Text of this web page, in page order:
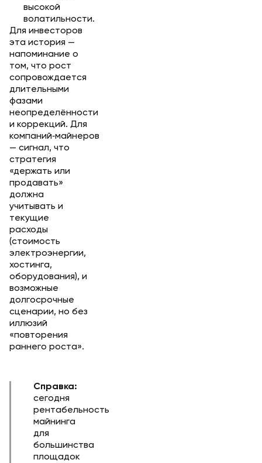
высокой
волатильности.
Для инвесторов
эта история —
напоминание о
том, что рост
сопровождается
длительными
фазами
неопределённости
и коррекций. Для
компаний‑майнеров
— сигнал, что
стратегия
«держать или
продавать»
должна
учитывать и
текущие
расходы
(стоимость
электроэнергии,
хостинга,
оборудования), и
возможные
долгосрочные
сценарии, но без
иллюзий
«повторения
раннего роста».
Справка:
сегодня
рентабельность
майнинга
для
большинства
площадок